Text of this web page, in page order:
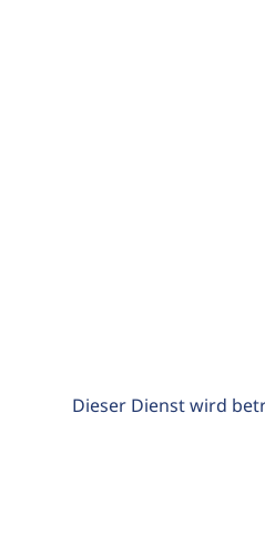
Dieser Dienst wird